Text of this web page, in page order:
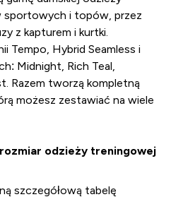
i topów, przez
z kapturem i kurtki.
Tempo, Hybrid Seamless i
Midnight, Rich Teal,
Razem tworzą kompletną
możesz zestawiać na wiele
odzieży treningowej
szczegółową tabelę